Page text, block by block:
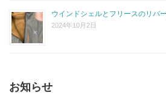
ウインドシェルとフリースのリバ
2024年10月2日
お知らせ